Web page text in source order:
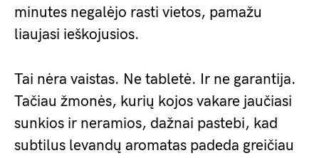
minutes negalėjo rasti vietos, pamažu
liaujasi ieškojusios.
Tai nėra vaistas. Ne tabletė. Ir ne garantija.
Tačiau žmonės, kurių kojos vakare jaučiasi
sunkios ir neramios, dažnai pastebi, kad
subtilus levandų aromatas padeda greičiau